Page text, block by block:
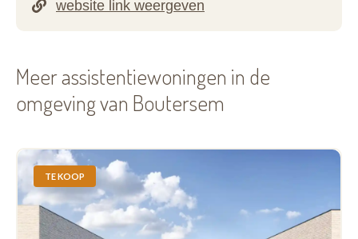
Meer assistentiewoningen in de
omgeving van Boutersem
TE KOOP